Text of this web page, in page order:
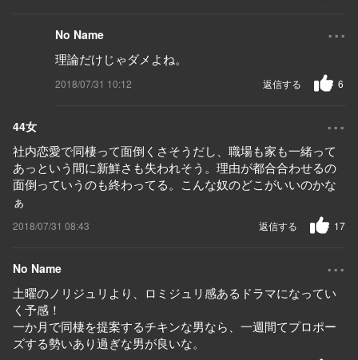
No Name ...
理論だけじゃダメよね。
2018/07/31 10:12 6
返信する
44女 ...
社内恋愛で同棲って面倒くさそうだし、職場も家も一緒って
あっという間に新鮮さも失われそう。理由が都合合わせるの
面倒っていうのも終わってる。こんな奴のどこがいいのかな
ぁ
2018/07/31 08:43 17
返信する
No Name ...
土曜のノリジュリより、ロミジュリ感あるドラマになってい
く予感！
一か月で同棲を提案するチキンな男なら、一週間てプロポー
ズする勢いあり過ぎな男が良いな。